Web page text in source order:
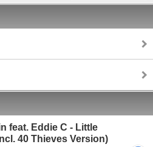
feat. Eddie C - Little
40 Thieves Version)